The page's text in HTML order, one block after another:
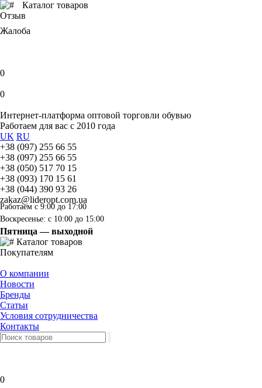
Каталог товаров
Отзыв
Жалоба
0
0
Интернет-платформа оптовой торговли обувью
Работаем для вас с 2010 года
UK RU
+38 (097) 255 66 55
+38 (097) 255 66 55
+38 (050) 517 70 15
+38 (093) 170 15 61
+38 (044) 390 93 26
zakaz@lideropt.com.ua
Работаем с 9:00 до 17:00
Воскресенье: с 10:00 до 15:00
Пятница — выходной
Каталог товаров
Покупателям
О компании
Новости
Бренды
Статьи
Условия сотрудничества
Контакты
0